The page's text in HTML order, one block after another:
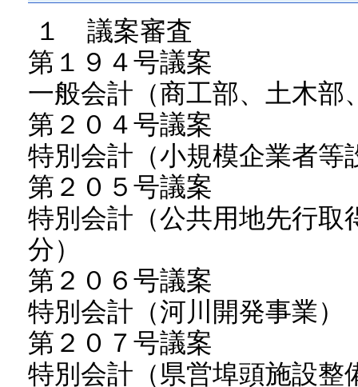
１ 議案審査
第１９４号議案
一般会計（商工部、土木部
第２０４号議案
特別会計（小規模企業者等
第２０５号議案
特別会計（公共用地先行取
分）
第２０６号議案
特別会計（河川開発事業）
第２０７号議案
特別会計（県営埠頭施設整